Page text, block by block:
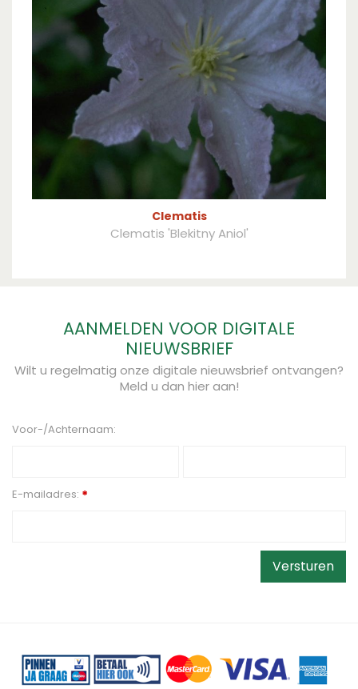
Clematis
Clematis 'Blekitny Aniol'
AANMELDEN VOOR DIGITALE
NIEUWSBRIEF
Wilt u regelmatig onze digitale nieuwsbrief ontvangen?
Meld u dan hier aan!
Voor-/Achternaam:
E-mailadres: *